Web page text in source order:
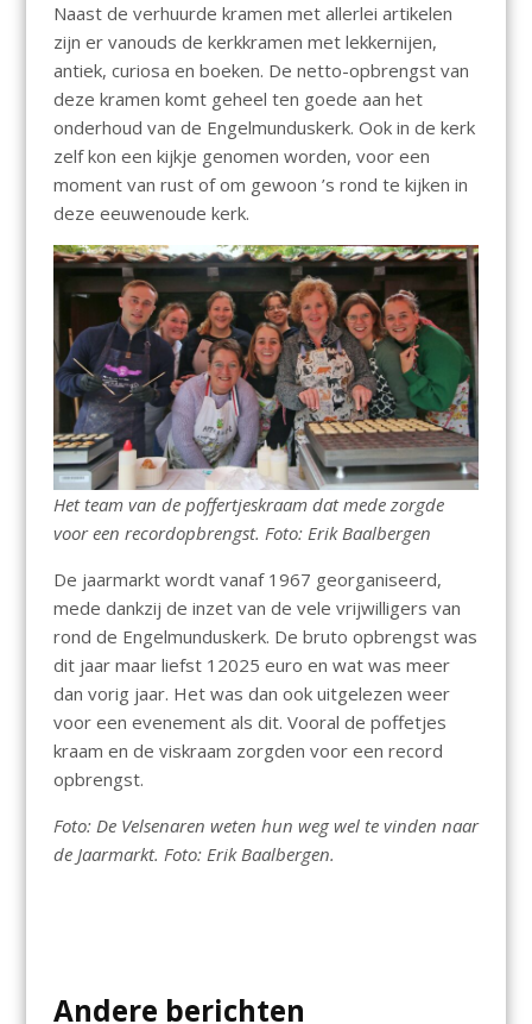
Naast de verhuurde kramen met allerlei artikelen
zijn er vanouds de kerkkramen met lekkernijen,
antiek, curiosa en boeken. De netto-opbrengst van
deze kramen komt geheel ten goede aan het
onderhoud van de Engelmunduskerk. Ook in de kerk
zelf kon een kijkje genomen worden, voor een
moment van rust of om gewoon ’s rond te kijken in
deze eeuwenoude kerk.
Het team van de poffertjeskraam dat mede zorgde
voor een recordopbrengst. Foto: Erik Baalbergen
De jaarmarkt wordt vanaf 1967 georganiseerd,
mede dankzij de inzet van de vele vrijwilligers van
rond de Engelmunduskerk. De bruto opbrengst was
dit jaar maar liefst 12025 euro en wat was meer
dan vorig jaar. Het was dan ook uitgelezen weer
voor een evenement als dit. Vooral de poffetjes
kraam en de viskraam zorgden voor een record
opbrengst.
Foto: De Velsenaren weten hun weg wel te vinden naar
de Jaarmarkt. Foto: Erik Baalbergen.
Andere berichten